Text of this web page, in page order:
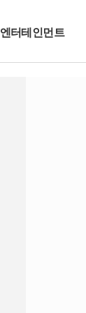
엔터테인먼트